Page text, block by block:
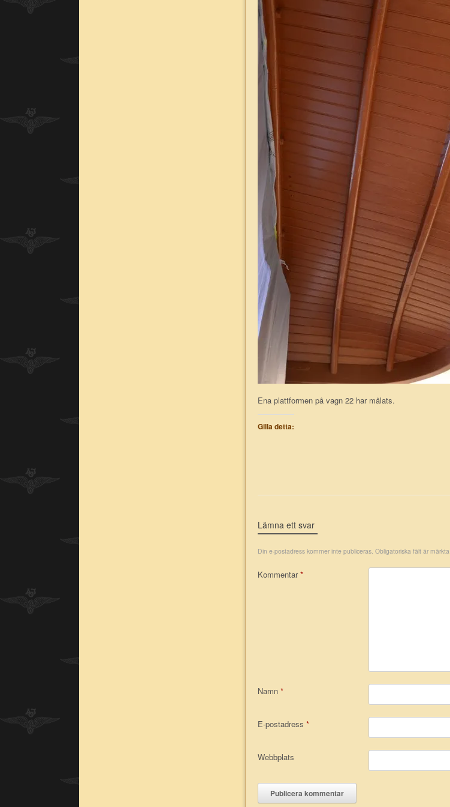
Ena plattformen på vagn 22 har målats.
Gilla detta:
Lämna ett svar
Din e-postadress kommer inte publiceras. Obligatoriska fält är märkta
Kommentar*
Namn *
E-postadress *
Webbplats